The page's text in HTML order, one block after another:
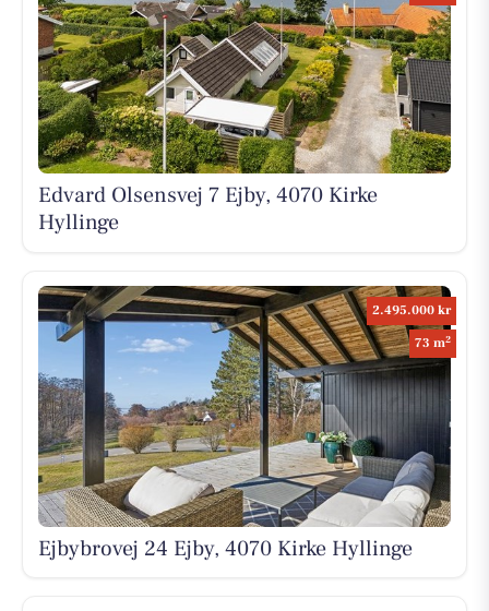
Edvard Olsensvej 7 Ejby, 4070 Kirke
Hyllinge
2.495.000 kr
73 m2
Ejbybrovej 24 Ejby, 4070 Kirke Hyllinge